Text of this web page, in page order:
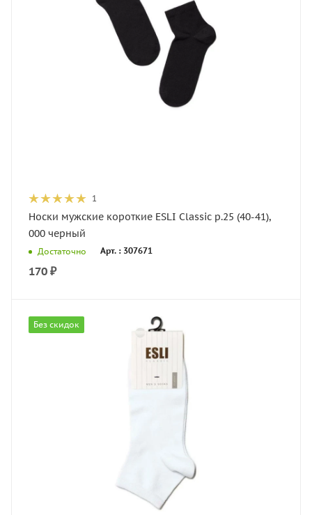
1
Носки мужские короткие ESLI Classic р.25 (40-41),
000 черный
Достаточно Арт. : 307671
170 ₽
Без скидок